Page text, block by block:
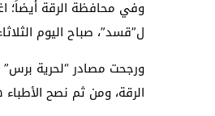
وفي محافظة الرقة أيضاً؛
ل”قسد”، صباح اليوم
ورجحت مصادر “لحرية
الرقة، ومن ثم نصح